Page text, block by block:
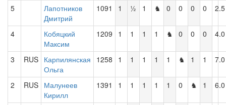
5
Лапотников
Дмитрий
1091 1 ½ 1 ♞ 0 0 0 0 2.5
4
Кобяцкий
Максим
1209 1 1 1 1 ♞ 0 0 0 4.0
3 RUS Карпилянская
Ольга
1258 1 1 1 1 1 ♞ 1 1 7.0
2 RUS Малунеев
Кирилл
1391 1 1 1 1 1 0 ♞ 1 6.0